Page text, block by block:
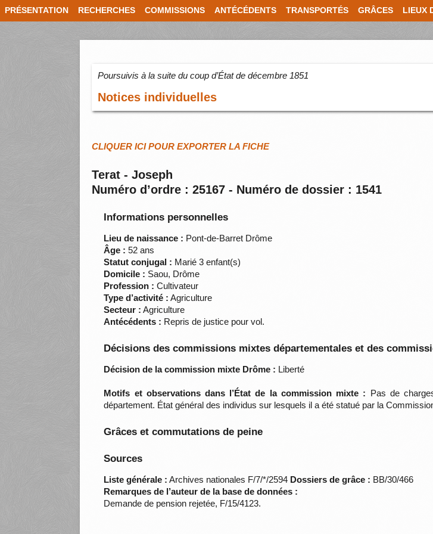
PRÉSENTATION RECHERCHES COMMISSIONS ANTÉCÉDENTS TRANSPORTÉS GRÂCES LIEUX
Poursuivis à la suite du coup d’État de décembre 1851
Notices individuelles
CLIQUER ICI POUR EXPORTER LA FICHE
Terat - Joseph
Numéro d’ordre : 25167 - Numéro de dossier : 1541
Informations personnelles
Lieu de naissance : Pont-de-Barret Drôme
Âge : 52 ans
Statut conjugal : Marié 3 enfant(s)
Domicile : Saou, Drôme
Profession : Cultivateur
Type d’activité : Agriculture
Secteur : Agriculture
Antécédents : Repris de justice pour vol.
Décisions des commissions mixtes départementales et des
Décision de la commission mixte Drôme : Liberté
Motifs et observations dans l’État de la commission mixte : Pas de
département. État général des individus sur lesquels il a été statué par la
Grâces et commutations de peine
Sources
Liste générale : Archives nationales F/7/*/2594 Dossiers de grâce : BB/30/466
Remarques de l’auteur de la base de données :
Demande de pension rejetée, F/15/4123.